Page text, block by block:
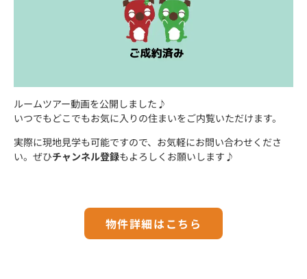
ルームツアー動画を公開しました♪
いつでもどこでもお気に入りの住まいをご内覧いただけます。
実際に現地見学も可能ですので、お気軽にお問い合わせくださ
い。ぜひチャンネル登録もよろしくお願いします♪
物件詳細はこちら